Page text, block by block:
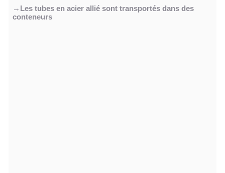
→Les tubes en acier allié sont transportés dans des
conteneurs